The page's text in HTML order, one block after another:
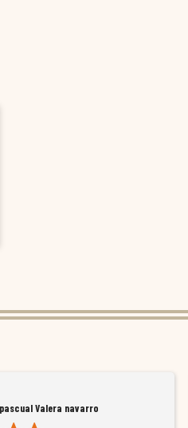
Valera navarro